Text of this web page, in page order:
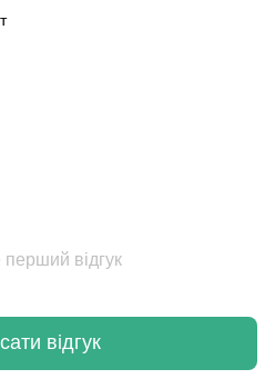
відгук
відгук